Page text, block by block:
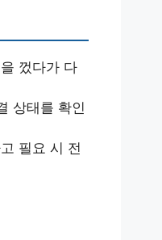
껐다가 다
상태를 확인
필요 시 전